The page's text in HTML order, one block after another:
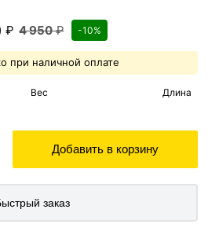
₽ 4 950₽ -10%
при наличной оплате
Вес Длина
Добавить в корзину
заказ